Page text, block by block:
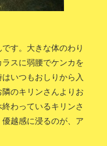
す。大きな体のわり
スに弱腰でケンカを
いつもおしりから入
のキリンさんよりお
わっているキリンさ
越感に浸るのが、ア